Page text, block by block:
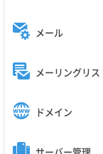
メール
メーリングリス
ドメイン